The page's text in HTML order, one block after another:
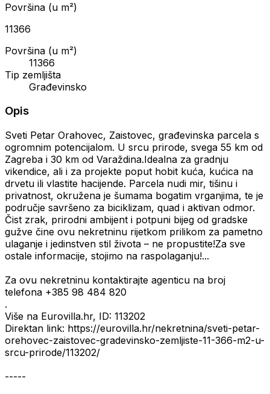
Površina (u m²)
11366
Površina (u m²)
11366
Tip zemljišta
Građevinsko
Opis
Sveti Petar Orahovec, Zaistovec, građevinska parcela s
ogromnim potencijalom. U srcu prirode, svega 55 km od
Zagreba i 30 km od Varaždina.Idealna za gradnju
vikendice, ali i za projekte poput hobit kuća, kućica na
drvetu ili vlastite hacijende. Parcela nudi mir, tišinu i
privatnost, okružena je šumama bogatim vrganjima, te je
područje savršeno za biciklizam, quad i aktivan odmor.
Čist zrak, prirodni ambijent i potpuni bijeg od gradske
gužve čine ovu nekretninu rijetkom prilikom za pametno
ulaganje i jedinstven stil života – ne propustite!Za sve
ostale informacije, stojimo na raspolaganju!...
Za ovu nekretninu kontaktirajte agenticu na broj
telefona +385 98 484 820
.
Više na Eurovilla.hr, ID: 113202
Direktan link: https://eurovilla.hr/nekretnina/sveti-petar-
orehovec-zaistovec-gradevinsko-zemljiste-11-366-m2-u-
srcu-prirode/113202/
-----